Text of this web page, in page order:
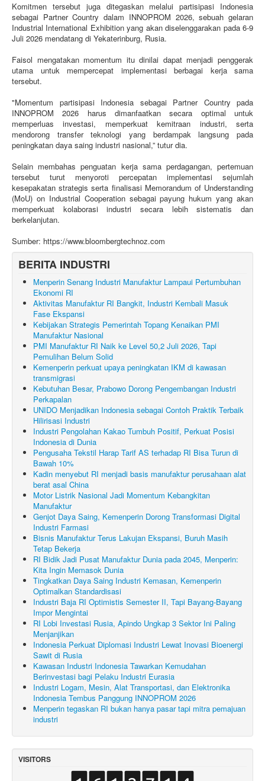
Komitmen tersebut juga ditegaskan melalui partisipasi Indonesia
sebagai Partner Country dalam INNOPROM 2026, sebuah gelaran
Industrial International Exhibition yang akan diselenggarakan pada 6-9
Juli 2026 mendatang di Yekaterinburg, Rusia.
Faisol mengatakan momentum itu dinilai dapat menjadi penggerak
utama untuk mempercepat implementasi berbagai kerja sama
tersebut.
"Momentum partisipasi Indonesia sebagai Partner Country pada
INNOPROM 2026 harus dimanfaatkan secara optimal untuk
memperluas investasi, memperkuat kemitraan industri, serta
mendorong transfer teknologi yang berdampak langsung pada
peningkatan daya saing industri nasional,” tutur dia.
Selain membahas penguatan kerja sama perdagangan, pertemuan
tersebut turut menyoroti percepatan implementasi sejumlah
kesepakatan strategis serta finalisasi Memorandum of Understanding
(MoU) on Industrial Cooperation sebagai payung hukum yang akan
memperkuat kolaborasi industri secara lebih sistematis dan
berkelanjutan.
Sumber: https://www.bloombergtechnoz.com
BERITA INDUSTRI
Menperin Senang Industri Manufaktur Lampaui Pertumbuhan
Ekonomi RI
Aktivitas Manufaktur RI Bangkit, Industri Kembali Masuk
Fase Ekspansi
Kebijakan Strategis Pemerintah Topang Kenaikan PMI
Manufaktur Nasional
PMI Manufaktur RI Naik ke Level 50,2 Juli 2026, Tapi
Pemulihan Belum Solid
Kemenperin perkuat upaya peningkatan IKM di kawasan
transmigrasi
Kebutuhan Besar, Prabowo Dorong Pengembangan Industri
Perkapalan
UNIDO Menjadikan Indonesia sebagai Contoh Praktik Terbaik
Hilirisasi Industri
Industri Pengolahan Kakao Tumbuh Positif, Perkuat Posisi
Indonesia di Dunia
Pengusaha Tekstil Harap Tarif AS terhadap RI Bisa Turun di
Bawah 10%
Kadin menyebut RI menjadi basis manufaktur perusahaan alat
berat asal China
Motor Listrik Nasional Jadi Momentum Kebangkitan
Manufaktur
Genjot Daya Saing, Kemenperin Dorong Transformasi Digital
Industri Farmasi
Bisnis Manufaktur Terus Lakujan Ekspansi, Buruh Masih
Tetap Bekerja
RI Bidik Jadi Pusat Manufaktur Dunia pada 2045, Menperin:
Kita Ingin Memasok Dunia
Tingkatkan Daya Saing Industri Kemasan, Kemenperin
Optimalkan Standardisasi
Industri Baja RI Optimistis Semester II, Tapi Bayang-Bayang
Impor Mengintai
RI Lobi Investasi Rusia, Apindo Ungkap 3 Sektor Ini Paling
Menjanjikan
Indonesia Perkuat Diplomasi Industri Lewat Inovasi Bioenergi
Sawit di Rusia
Kawasan Industri Indonesia Tawarkan Kemudahan
Berinvestasi bagi Pelaku Industri Eurasia
Industri Logam, Mesin, Alat Transportasi, dan Elektronika
Indonesia Tembus Panggung INNOPROM 2026
Menperin tegaskan RI bukan hanya pasar tapi mitra pemajuan
industri
VISITORS